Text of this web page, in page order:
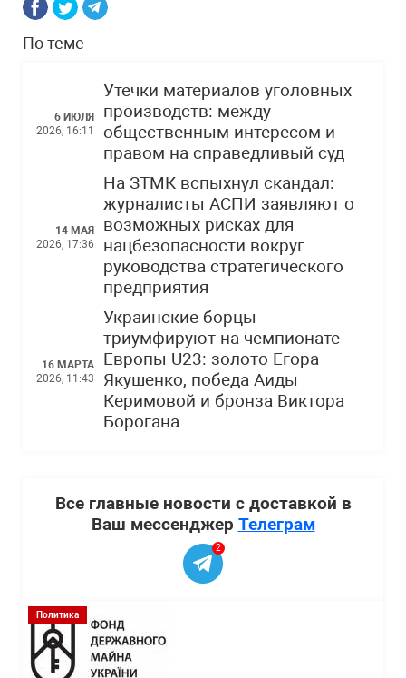
По теме
6 ИЮЛЯ
2026, 16:11
Утечки материалов уголовных
производств: между
общественным интересом и
правом на справедливый суд
14 МАЯ
2026, 17:36
На ЗТМК вспыхнул скандал:
журналисты АСПИ заявляют о
возможных рисках для
нацбезопасности вокруг
руководства стратегического
предприятия
16 МАРТА
2026, 11:43
Украинские борцы
триумфируют на чемпионате
Европы U23: золото Егора
Якушенко, победа Аиды
Керимовой и бронза Виктора
Борогана
Все главные новости с доставкой в
Ваш мессенджер Телеграм
2
Политика